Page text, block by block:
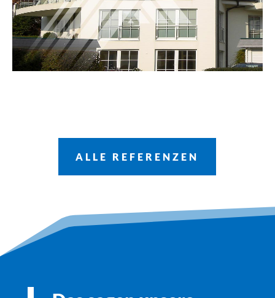
ALLE REFERENZEN